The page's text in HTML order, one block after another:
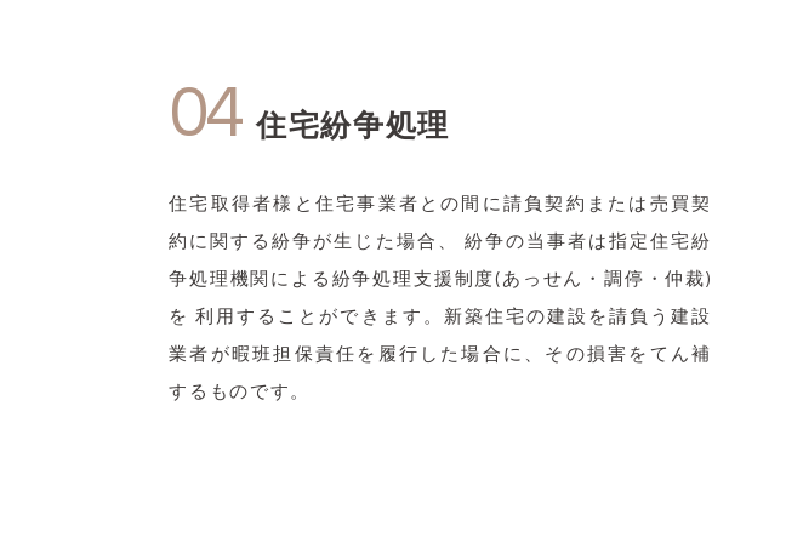
04 住宅紛争処理
住宅取得者様と住宅事業者との間に請負契約または売買契
約に関する紛争が生じた場合、 紛争の当事者は指定住宅紛
争処理機関による紛争処理支援制度(あっせん・調停・仲裁)
を 利用することができます。新築住宅の建設を請負う建設
業者が暇班担保責任を履行した場合に、その損害をてん補
するものです。